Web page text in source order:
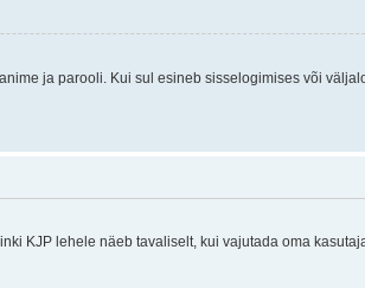
ja parooli. Kui sul esineb sisselogimises või
KJP lehele näeb tavaliselt, kui vajutada oma